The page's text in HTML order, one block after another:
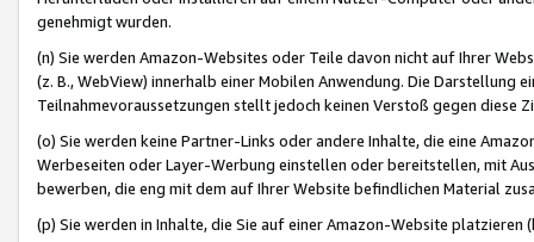
genehmigt wurden.
(n) Sie werden Amazon-Websites oder Teile davon nicht auf Ihrer
(z. B., WebView) innerhalb einer Mobilen Anwendung. Die Darstellung
Teilnahmevoraussetzungen stellt jedoch keinen Verstoß gegen diese
(o) Sie werden keine Partner-Links oder andere Inhalte, die eine
Werbeseiten oder Layer-Werbung einstellen oder bereitstellen, mit
bewerben, die eng mit dem auf Ihrer Website befindlichen Material
(p) Sie werden in Inhalte, die Sie auf einer Amazon-Website